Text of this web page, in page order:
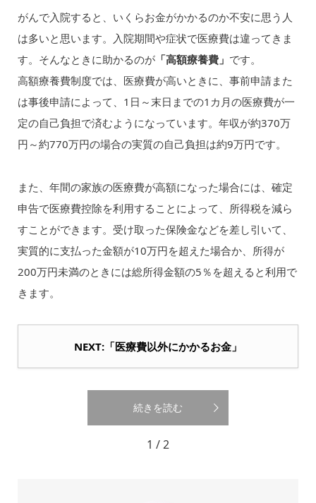
がんで入院すると、いくらお金がかかるのか不安に思う人
は多いと思います。入院期間や症状で医療費は違ってきま
す。そんなときに助かるのが「高額療養費」 です。
高額療養費制度では、医療費が高いときに、事前申請また
は事後申請によって、1日～末日までの1カ月の医療費が一
定の自己負担で済むようになっています。年収が約370万
円～約770万円の場合の実質の自己負担は約9万円です。
また、年間の家族の医療費が高額になった場合には、確定
申告で医療費控除を利用することによって、所得税を減ら
すことができます。受け取った保険金などを差し引いて、
実質的に支払った金額が10万円を超えた場合か、所得が
200万円未満のときには総所得金額の5％を超えると利用で
きます。
NEXT:「医療費以外にかかるお金」
続きを読む
1 / 2